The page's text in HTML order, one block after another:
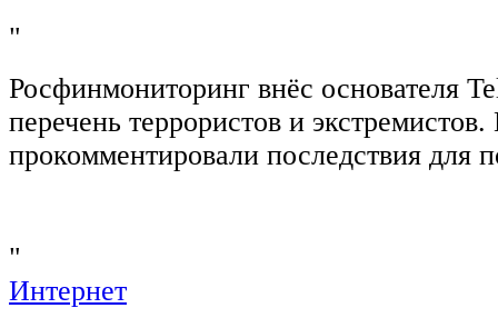
"
Росфинмониторинг внёс основателя
перечень террористов и
прокомментировали последствия для
"
Интернет